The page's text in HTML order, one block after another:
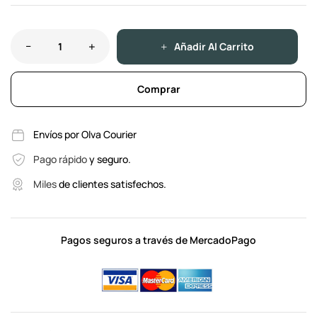
Añadir Al Carrito
Comprar
Envíos por Olva Courier
Pago rápidoy seguro.
Milesde clientes satisfechos.
Pagos seguros a través de MercadoPago